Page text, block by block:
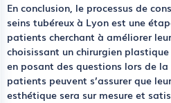
En conclusion, le processus de
seins tubéreux à Lyon est une
patients cherchant à améliorer
choisissant un chirurgien
en posant des questions lors de
patients peuvent s’assurer que
esthétique sera sur mesure et